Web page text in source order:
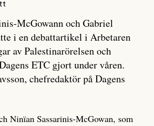
McGowann och Gabriel
i en debattartikel i Arbetaren
av Palestinarörelsen och
ETC gjort under våren.
chefredaktör på Dagens
Ninïan Sassarinis-McGowan, som